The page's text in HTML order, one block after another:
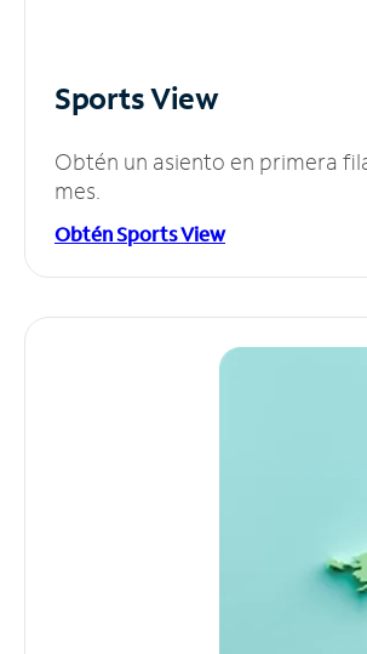
Sports View
Obtén un asiento en primera
mes.
Obtén Sports View